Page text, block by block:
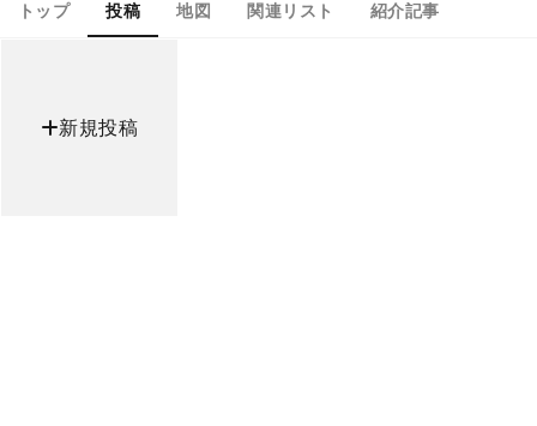
トップ 投稿 地図 関連リスト 紹介記事
新規投稿